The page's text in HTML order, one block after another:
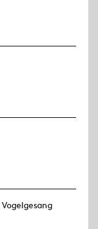
Vogelgesang